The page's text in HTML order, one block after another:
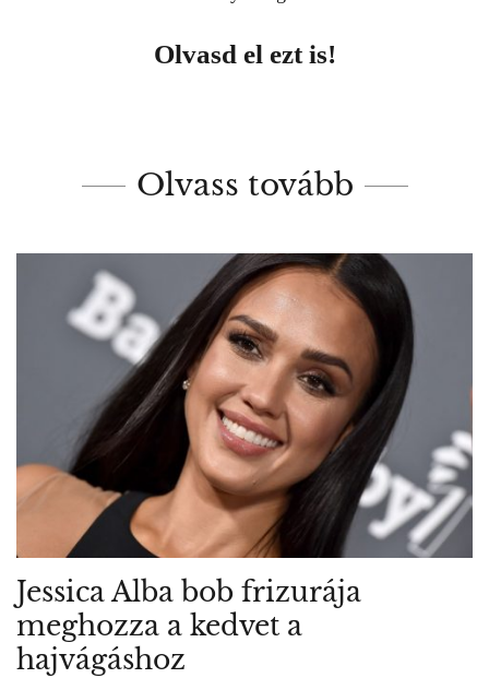
Olvasd el ezt is!
Olvass tovább
Jessica Alba bob frizurája
meghozza a kedvet a
hajvágáshoz